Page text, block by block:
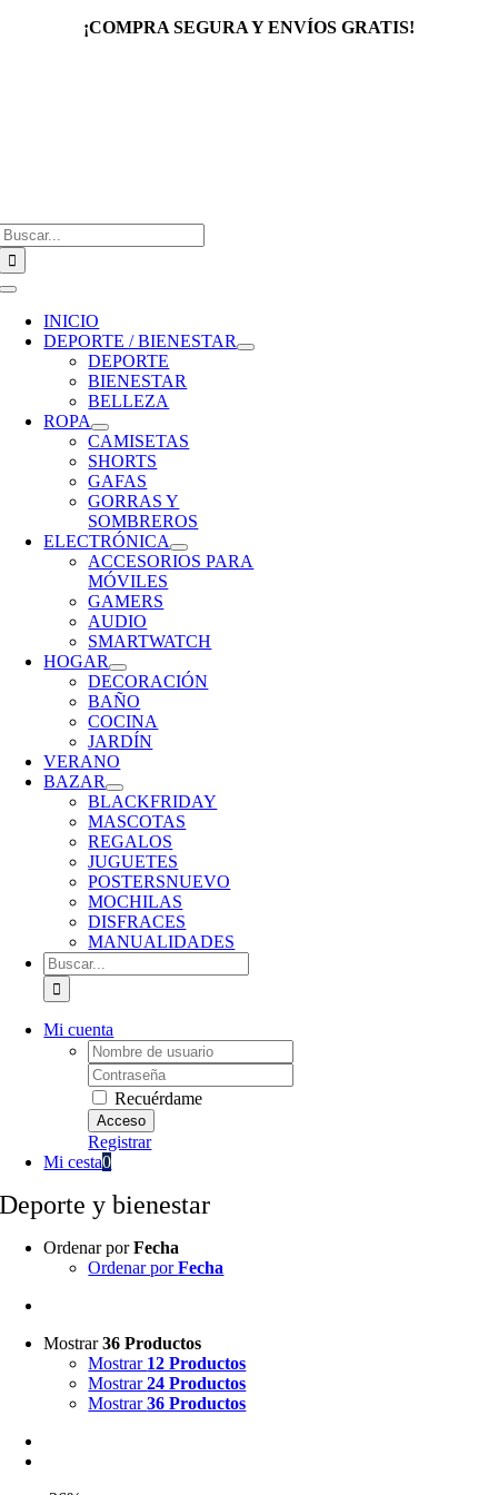
¡COMPRA SEGURA Y ENVÍOS GRATIS!
Toggle
Navigation
INICIO
DEPORTE / BIENESTAR
DEPORTE
BIENESTAR
BELLEZA
ROPA
CAMISETAS
SHORTS
GAFAS
GORRAS Y
SOMBREROS
ELECTRÓNICA
ACCESORIOS PARA
MÓVILES
GAMERS
AUDIO
SMARTWATCH
HOGAR
DECORACIÓN
BAÑO
COCINA
JARDÍN
VERANO
BAZAR
BLACKFRIDAY
MASCOTAS
REGALOS
JUGUETES
POSTERSNUEVO
MOCHILAS
DISFRACES
MANUALIDADES
Buscar:
Mi cuenta
Username:
Password:
Recuérdame
Registrar
Mi cesta0
Deporte y bienestar
Ordenar porFecha
Ordenar porFecha
Mostrar36 Productos
Mostrar 12 Productos
Mostrar24 Productos
Mostrar36 Productos